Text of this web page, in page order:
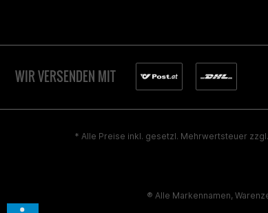
WIR VERSENDEN MIT
* Alle Preise inkl. gesetzl. Mehrwertsteuer zzgl.
® Alle Markennamen,